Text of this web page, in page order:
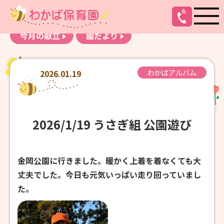
お知らせ
わかばアルバム
今月の献立
園だより
2026.01.19 わかばアルバム
2026/1/19 うさぎ組 公園遊び
金岡公園に行きました。暖かく上着を着なくても大
丈夫でした。今日も元気いっぱい走り回っていまし
た。